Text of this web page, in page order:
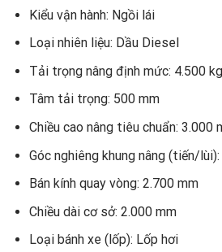
Kiểu vận hành: Ngồi lái
Loại nhiên liệu: Dầu Diesel
Tải trọng nâng định mức: 4.500 kg
Tâm tải trọng: 500 mm
Chiều cao nâng tiêu chuẩn: 3.000
Góc nghiêng khung nâng (tiến/lùi):
Bán kính quay vòng: 2.700 mm
Chiều dài cơ sở: 2.000 mm
Loại bánh xe (lốp): Lốp hơi